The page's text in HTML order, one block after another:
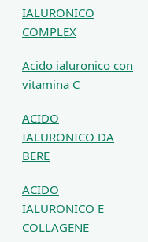
IALURONICO
COMPLEX
Acido ialuronico con
vitamina C
ACIDO
IALURONICO DA
BERE
ACIDO
IALURONICO E
COLLAGENE